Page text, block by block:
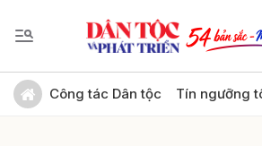
Công tác Dân tộc Tín ngưỡng
Gửi bình luận